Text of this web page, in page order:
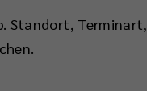
Standort,